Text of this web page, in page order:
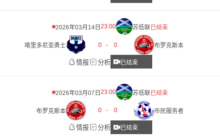
2026年03月14日 23:00 苏低联已结束
喀里多尼亚勇士 0 - 0 布罗克斯本
情报 分析 已结束
2026年03月07日 23:00 苏低联已结束
布罗克斯本 0 - 0 市民服务者
情报 分析 已结束